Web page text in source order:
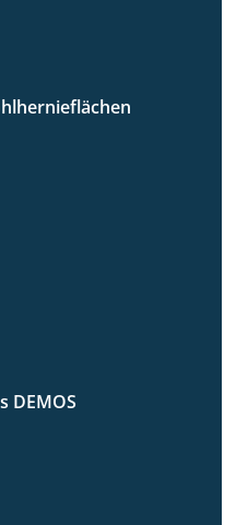
DEMOS